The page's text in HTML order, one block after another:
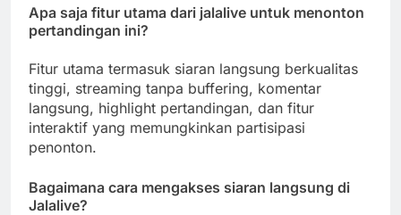
Apa saja fitur utama dari jalalive untuk menonton
pertandingan ini?
Fitur utama termasuk siaran langsung berkualitas
tinggi, streaming tanpa buffering, komentar
langsung, highlight pertandingan, dan fitur
interaktif yang memungkinkan partisipasi
penonton.
Bagaimana cara mengakses siaran langsung di
Jalalive?